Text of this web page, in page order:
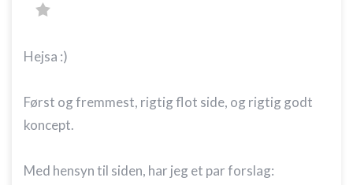
Hejsa :)
Først og fremmest, rigtig flot side, og rigtig godt
koncept.
Med hensyn til siden, har jeg et par forslag: